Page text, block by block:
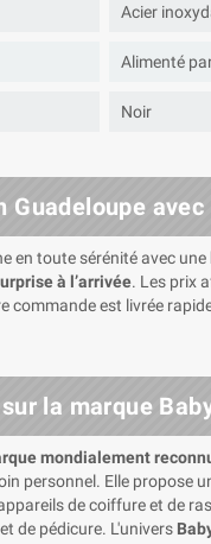
Acier
Alimenté
Noir
Guadeloupe avec
en toute sérénité avec une
à l’arrivée. Les prix
commande est livrée
la marque
mondialement
personnel. Elle propose
de coiffure et de
de pédicure. L'univers